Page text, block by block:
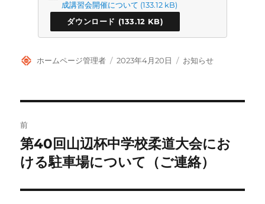
成講習会開催について
ダウンロード
投
ホームページ管理者
投
2023年4月20日
カ
お知らせ
稿
ナ
ビ
前
前
の
稿:
第40回山辺杯中学校柔道大会にお
ける駐車場について（ご連絡）